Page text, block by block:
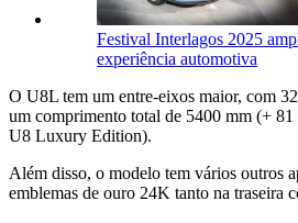
Festival Interlagos 2025
experiência automotiva
O U8L tem um entre-eixos maior, com
um comprimento total de 5400 mm (+ 81
U8 Luxury Edition).
Além disso, o modelo tem vários outros
emblemas de ouro 24K tanto na traseira